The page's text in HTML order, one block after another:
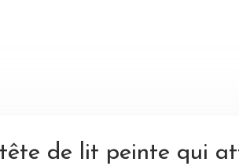
de lit peinte qui